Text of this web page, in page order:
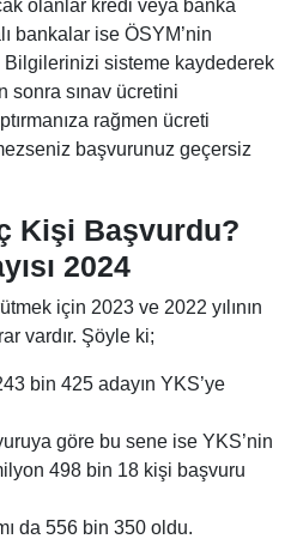
olanlar kredi veya banka
bankalar ise ÖSYM’nin
Bilgilerinizi sisteme kaydederek
sonra sınav ücretini
rağmen ücreti
başvurunuz geçersiz
Kişi Başvurdu?
2024
için 2023 ve 2022 yılının
vardır. Şöyle ki;
bin 425 adayın YKS’ye
göre bu sene ise YKS’nin
498 bin 18 kişi başvuru
da 556 bin 350 oldu.